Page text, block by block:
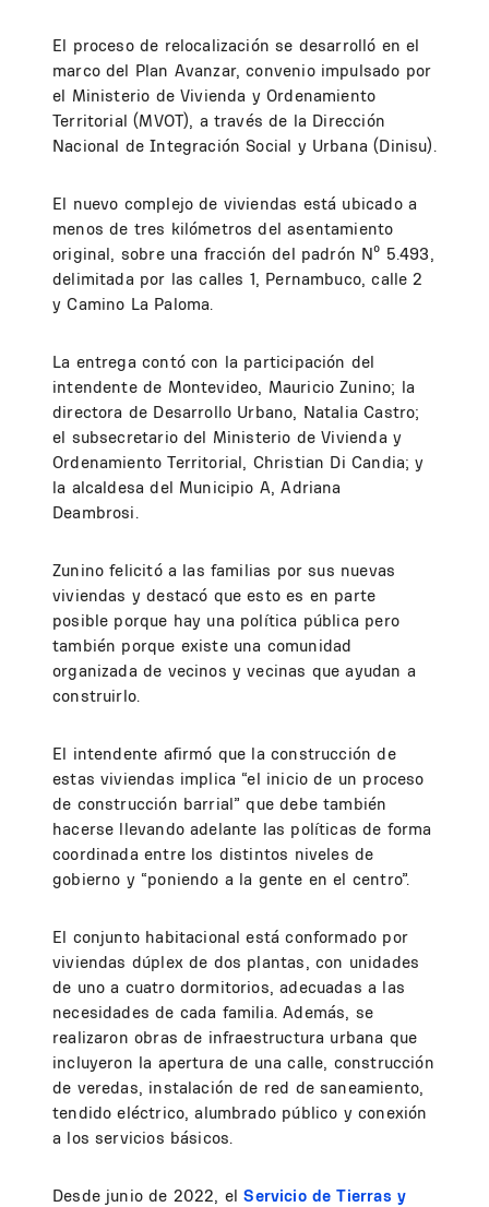
El proceso de relocalización se desarrolló en el
marco del Plan Avanzar, convenio impulsado por
el Ministerio de Vivienda y Ordenamiento
Territorial (MVOT), a través de la Dirección
Nacional de Integración Social y Urbana (Dinisu).
El nuevo complejo de viviendas está ubicado a
menos de tres kilómetros del asentamiento
original, sobre una fracción del padrón Nº 5.493,
delimitada por las calles 1, Pernambuco, calle 2
y Camino La Paloma.
La entrega contó con la participación del
intendente de Montevideo, Mauricio Zunino; la
directora de Desarrollo Urbano, Natalia Castro;
el subsecretario del Ministerio de Vivienda y
Ordenamiento Territorial, Christian Di Candia; y
la alcaldesa del Municipio A, Adriana
Deambrosi.
Zunino felicitó a las familias por sus nuevas
viviendas y destacó que esto es en parte
posible porque hay una política pública pero
también porque existe una comunidad
organizada de vecinos y vecinas que ayudan a
construirlo.
El intendente afirmó que la construcción de
estas viviendas implica “el inicio de un proceso
de construcción barrial” que debe también
hacerse llevando adelante las políticas de forma
coordinada entre los distintos niveles de
gobierno y “poniendo a la gente en el centro”.
El conjunto habitacional está conformado por
viviendas dúplex de dos plantas, con unidades
de uno a cuatro dormitorios, adecuadas a las
necesidades de cada familia. Además, se
realizaron obras de infraestructura urbana que
incluyeron la apertura de una calle, construcción
de veredas, instalación de red de saneamiento,
tendido eléctrico, alumbrado público y conexión
a los servicios básicos.
Desde junio de 2022, elServicio de Tierras y